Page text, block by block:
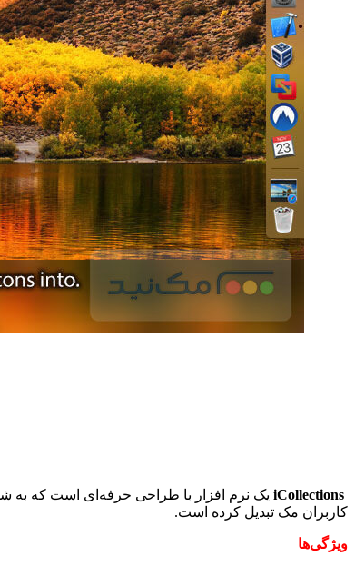
iCollections یک نرم افزار با طراحی حرفه‌ای است که به
کاربران مک تبدیل کرده است.
ویژگی‌ها